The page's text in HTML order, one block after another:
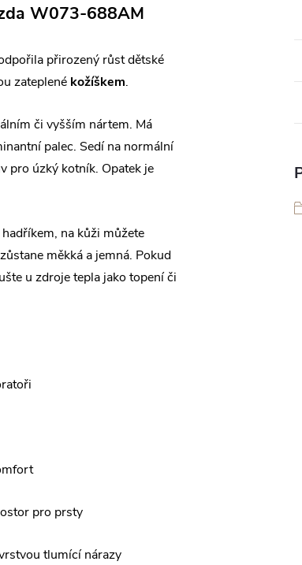
W073-688AM
přirozený růst dětské
zateplené kožíškem.
či vyšším nártem. Má
palec. Sedí na normální
pro úzký kotník. Opatek je
na kůži můžete
měkká a jemná. Pokud
u zdroje tepla jako topení či
pro prsty
tlumící nárazy